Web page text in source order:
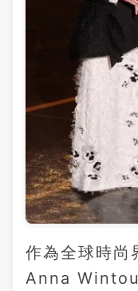
作為全球時尚
Anna